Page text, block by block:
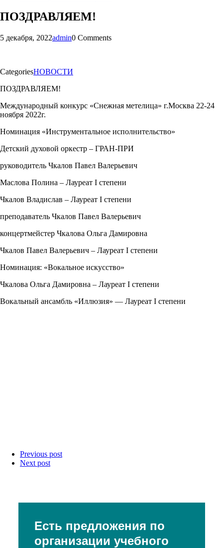
ПОЗДРАВЛЯЕМ!
5 декабря, 2022admin0 Comments
CategoriesНОВОСТИ
ПОЗДРАВЛЯЕМ!
Международный конкурс «Снежная метелица» г.Москва 22-24
ноября 2022г.
Номинация «Инструментальное исполнительство»
Детский духовой оркестр – ГРАН-ПРИ
руководитель Чкалов Павел Валерьевич
Маслова Полина – Лауреат I степени
Чкалов Владислав – Лауреат I степени
преподаватель Чкалов Павел Валерьевич
концертмейстер Чкалова Ольга Дамировна
Чкалов Павел Валерьевич – Лауреат I степени
Номинация: «Вокальное искусство»
Чкалова Ольга Дамировна – Лауреат I степени
Вокальный ансамбль «Иллюзия» — Лауреат I степени
Previous post
Next post
Есть предложения по
организации учебного